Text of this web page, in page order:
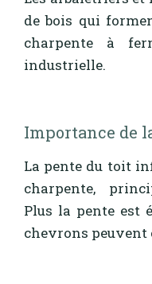
de bois qui
charpente à
industrielle.
Importance de
La pente du toit
charpente,
Plus la pente est
chevrons peuvent